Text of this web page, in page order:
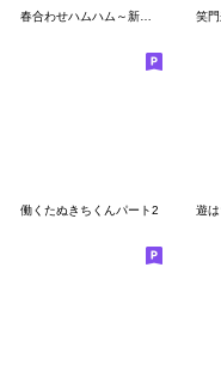
春合わせハムハム～新生活～
働くたぬきちくんパート2